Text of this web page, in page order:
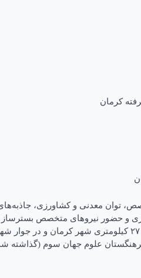
کرمان
توان معدنی و کشاورزی، جاذبه‌های
و حضور نیروهای متخصص بسترساز
علوی در محدوده‌ای به وسعت ۲۰۰۰ هکتار و در
علوم جهان سوم (گذاشته